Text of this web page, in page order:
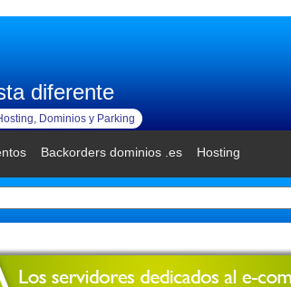
diferente
Dominios y Parking
Backorders dominios .es Hosting